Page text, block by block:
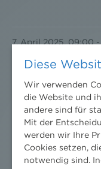
7. April 2025, 09:00 -
ZUKUNFT
26. März 2025
Ihr monatliches
07.04.2025 -
Stellschrauben
einem Wissens-
Diese
Wir verwenden
die Website und
andere sind für
Mit der
werden wir Ihre
Cookies setzen,
notwendig sind.